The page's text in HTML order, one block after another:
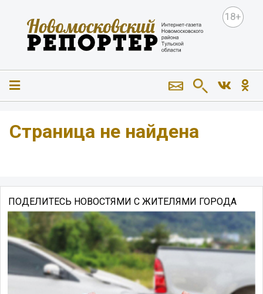
18+
Страница не найдена
ПОДЕЛИТЕСЬ НОВОСТЯМИ С ЖИТЕЛЯМИ ГОРОДА